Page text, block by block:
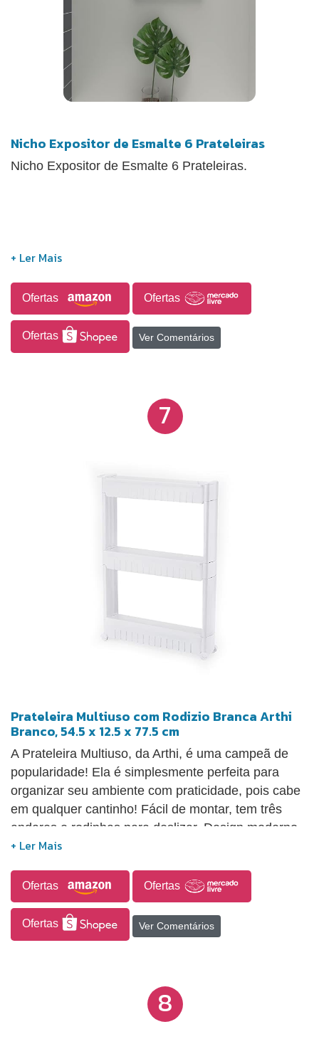
Nicho Expositor de Esmalte 6 Prateleiras
Nicho Expositor de Esmalte 6 Prateleiras.
Ofertas Ofertas
Ofertas Ver Comentários
7
Prateleira Multiuso com Rodizio Branca Arthi
Branco, 54.5 x 12.5 x 77.5 cm
A Prateleira Multiuso, da Arthi, é uma campeã de
popularidade! Ela é simplesmente perfeita para
organizar seu ambiente com praticidade, pois cabe
em qualquer cantinho! Fácil de montar, tem três
andares e rodinhas para deslizar. Design moderno.
Produto de alta qualidade.
Ofertas Ofertas
Ofertas Ver Comentários
8